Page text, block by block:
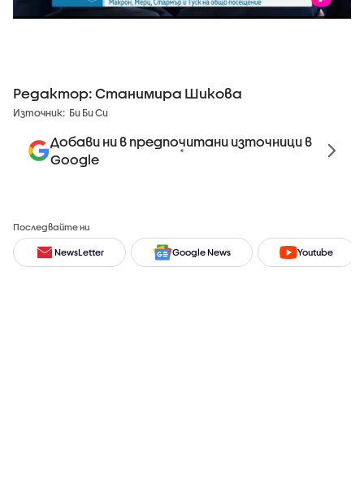
Редактор: Станимира Шикова
Източник: Би Би Си
Добави ни в предпочитани източници в
Google
Последвайте ни
NewsLetter Google News Youtube